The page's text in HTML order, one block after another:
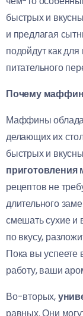
быстрых и
и предлагая
подойдут как
питательного
Почему
Маффины
делающих их
быстрых и
рецептов не
длительного
смешать сухие и
по вкусу,
Пока вы успеете
работу, ваши
Во-вторых,